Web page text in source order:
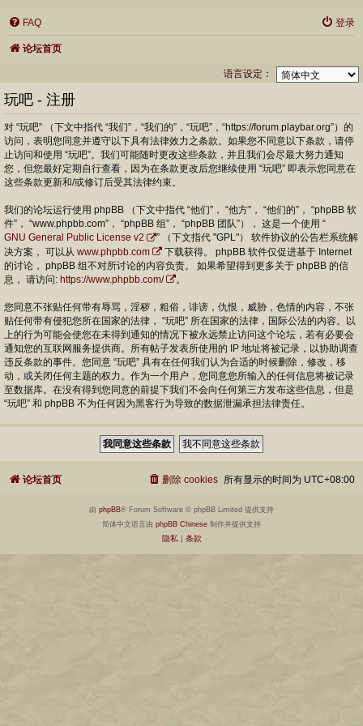
FAQ 登录
论坛首页
语言设定：
玩吧 - 注册
对 “玩吧” （下文中指代 “我们”，“我们的”，“玩吧”，“https://forum.playbar.org”）的
访问，表明您同意并遵守以下具有法律效力之条款。如果您不同意以下条款，请停
止访问和使用 “玩吧”。我们可能随时更改这些条款，并且我们会尽最大努力通知
您，但您最好定期自行查看，因为在条款更改后您继续使用 “玩吧” 即表示您同意在
这些条款更新和/或修订后受其法律约束。
我们的论坛运行使用 phpBB （下文中指代 “他们”， “他方”， “他们的”， “phpBB 软
件”， “www.phpbb.com”， “phpBB 组”， “phpBB 团队”）， 这是一个使用 “
GNU General Public License v2
” （下文指代 "GPL"） 软件协议的公告栏系统解
决方案， 可以从 www.phpbb.com
下载获得。 phpBB 软件仅促进基于 Internet
的讨论， phpBB 组不对所讨论的内容负责。 如果希望得到更多关于 phpBB 的信
息， 请访问: https://www.phpbb.com/ 。
您同意不张贴任何带有辱骂，淫秽，粗俗，诽谤，仇恨，威胁，色情的内容，不张
贴任何带有侵犯您所在国家的法律， “玩吧” 所在国家的法律，国际公法的内容。以
上的行为可能会使您在未得到通知的情况下被永远禁止访问这个论坛，若有必要会
通知您的互联网服务提供商。所有帖子发表所使用的 IP 地址将被记录，以协助调查
违反条款的事件。您同意 “玩吧” 具有在任何我们认为合适的时候删除，修改，移
动，或关闭任何主题的权力。作为一个用户，您同意您所输入的任何信息将被记录
至数据库。在没有得到您同意的前提下我们不会向任何第三方发布这些信息，但是
“玩吧” 和 phpBB 不为任何因为黑客行为导致的数据泄漏承担法律责任。
论坛首页 所有显示的时间为 UTC+08:00
删除 cookies
由 phpBB® Forum Software © phpBB Limited 提供支持
简体中文语言由 phpBB Chinese 制作并提供支持
隐私| 条款